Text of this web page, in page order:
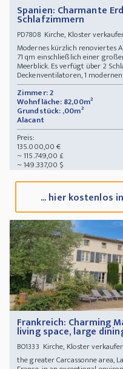
Spanien: Charmante
Schlafzimmern
PD7808Kirche, Kloster
Modernes kürzlich renoviertes
71 qm einschließlich einer
Meerblick. Es verfügt über 2
Deckenventilatoren, 1 modernen
Zimmer: 2
Wohnfläche: 82,00m²
Grundstück: ,00m²
Alacant
Preis:
135.000,00 €
~ 115.749,00 £
~ 149.337,00 $
... hier kostenlos
Frankreich: Charming
living space, large
BO1333 Kirche, Kloster
the greater Carcassonne area,